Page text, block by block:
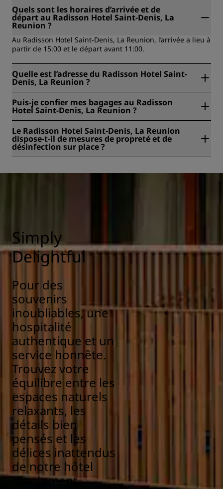
Quels sont les horaires d’arrivée et de
départ au Radisson Hotel Saint-Denis, La
Reunion ?
Au Radisson Hotel Saint-Denis, La Reunion, l’arrivée a lieu à
partir de 15:00 et le départ avant 11:00.
Quelle est l’adresse du Radisson Hotel Saint-
Denis, La Reunion ?
Rue Doret, Saint-Denis - La Réunion, Île de la Réunion,
département français.
Puis-je confier mes bagages au Radisson
Hotel Saint-Denis, La Reunion ?
Hotel Saint-Denis, La Reunion.
Le Radisson Hotel Saint-Denis, La Reunion
dispose-t-il de mesures de propreté et de
désinfection sur place ?
Simply
Delightful
Pour des
souvenirs
inoubliables, une
hospitalité
authentique et un
service honnête.
Trouvez votre
équilibre entre les
espaces naturels
relaxants, les
détails bien
pensés et les
délices inattendus
de notre hôtel
résolument